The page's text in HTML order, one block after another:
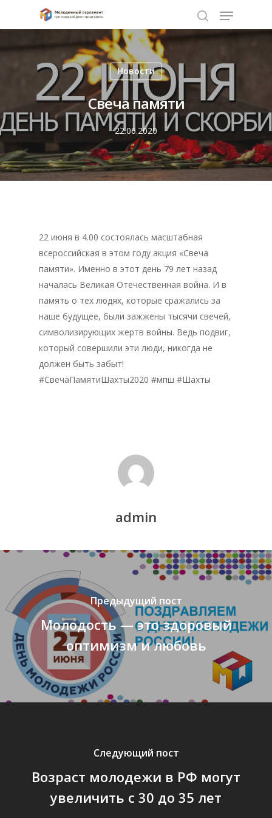
Нажмите Enter для поиска или ESC чтобы
закрыть
Новости
Свеча памяти
22.06.2020
22 июня в 4.00 состоялась масштабная
всероссийская в этом году акция «Свеча
памяти». Именно в этот день 79 лет назад
началась Великая Отечественная война. И в
память о тех людях, которые сражались за
наше будущее, были зажжены тысячи свечей,
символизирующих жертв войны. Ведь подвиг,
который совершили эти люди, никогда не
должен быть забыт!
#СвечаПамятиШахты2020 #мпш #Шахты
admin
Предыдущий пост
Молодость — это здоровый
оптимизм и любовь
Следующий пост
Возраст молодежи в РФ могут
увеличить с 30 до 35 лет